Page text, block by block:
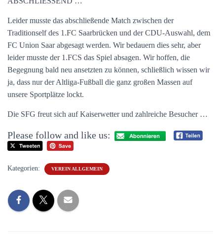
Leider musste das abschließende Match zwischen der
Traditionself des 1.FC Saarbrücken und der CDU-Auswahl, dem
FC Union Saar abgesagt werden. Wir bedauern dies sehr, aber
leider musste der 1.FCS das Spiel absagen. Wir hoffen, die
Begegnung bald neu ansetzten zu können, schließlich wissen wir
ja, dass nur der Altliga-Fußball die ganz großen Massen auf
unsere Sportplätze lockt.
Die SFG freut sich auf Kaiserwetter und zahlreiche Besucher …
Please follow and like us:
Kategorien: VEREIN ALLGEMEIN